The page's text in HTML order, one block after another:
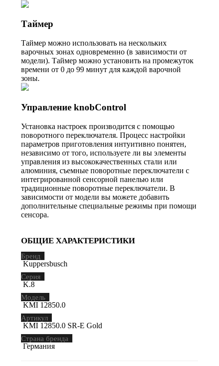
Таймер
Таймер можно использовать на нескольких
варочных зонах одновременно (в зависимости от
модели). Таймер можно установить на промежуток
времени от 0 до 99 минут для каждой варочной
зоны.
Управление knobControl
Установка настроек производится с помощью
поворотного переключателя. Процесс настройки
параметров приготовления интуитивно понятен,
независимо от того, используете ли вы элементы
управления из высококачественных стали или
алюминия, съемные поворотные переключатели с
интегрированной сенсорной панелью или
традиционные поворотные переключатели. В
зависимости от модели вы можете добавить
дополнительные специальные режимы при помощи
сенсора.
ОБЩИЕ ХАРАКТЕРИСТИКИ
Бренд
Kuppersbusch
Серия
K.8
Модель
KMI 12850.0
Артикул
KMI 12850.0 SR-E Gold
Страна бренда
Германия